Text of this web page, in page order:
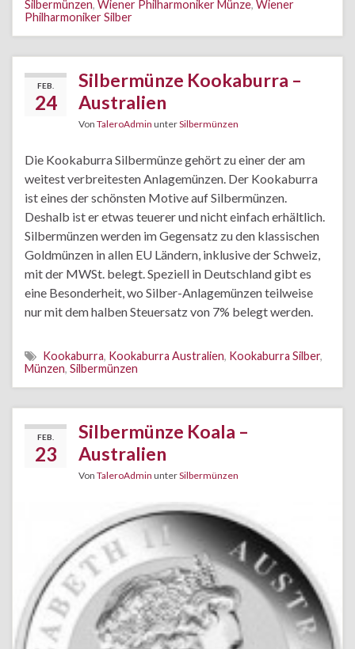
Silbermünzen, Wiener Philharmoniker Münze, Wiener
Philharmoniker Silber
FEB.
24
Silbermünze Kookaburra –
Australien
Von TaleroAdmin unterSilbermünzen
Die Kookaburra Silbermünze gehört zu einer der am
weitest verbreitesten Anlagemünzen. Der Kookaburra
ist eines der schönsten Motive auf Silbermünzen.
Deshalb ist er etwas teuerer und nicht einfach erhältlich.
Silbermünzen werden im Gegensatz zu den klassischen
Goldmünzen in allen EU Ländern, inklusive der Schweiz,
mit der MWSt. belegt. Speziell in Deutschland gibt es
eine Besonderheit, wo Silber-Anlagemünzen teilweise
nur mit dem halben Steuersatz von 7% belegt werden.
Kookaburra, Kookaburra Australien, Kookaburra Silber,
Münzen, Silbermünzen
FEB.
23
Silbermünze Koala –
Australien
Von TaleroAdmin unterSilbermünzen